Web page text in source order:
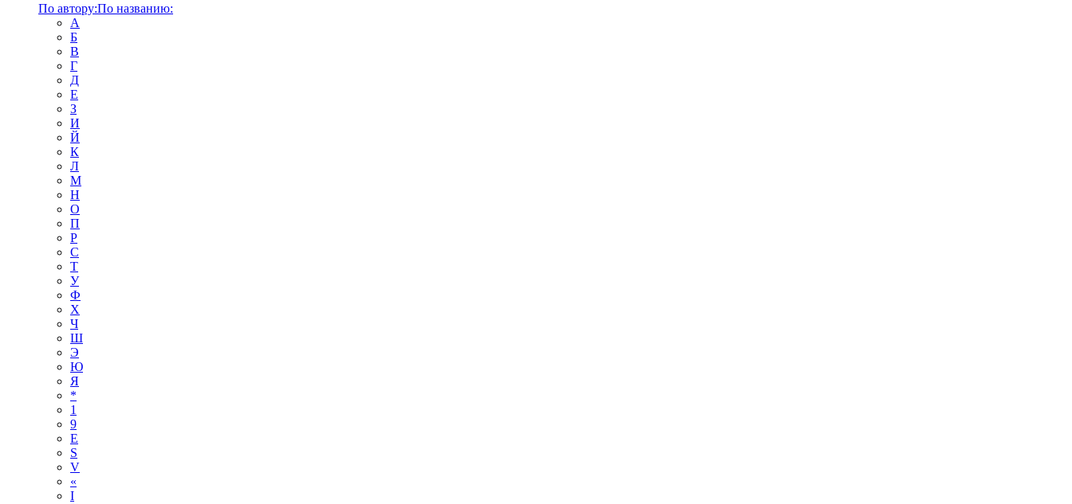
По автору:По названию:
А
Б
В
Г
Д
Е
З
И
Й
К
Л
М
Н
О
П
Р
С
Т
У
Ф
Х
Ч
Ш
Э
Ю
Я
*
1
9
E
S
V
«
І